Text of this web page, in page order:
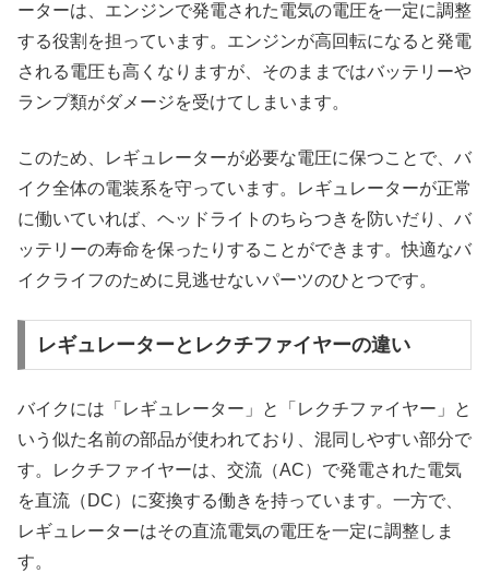
ーターは、エンジンで発電された電気の電圧を一定に調整
する役割を担っています。エンジンが高回転になると発電
される電圧も高くなりますが、そのままではバッテリーや
ランプ類がダメージを受けてしまいます。
このため、レギュレーターが必要な電圧に保つことで、バ
イク全体の電装系を守っています。レギュレーターが正常
に働いていれば、ヘッドライトのちらつきを防いだり、バ
ッテリーの寿命を保ったりすることができます。快適なバ
イクライフのために見逃せないパーツのひとつです。
レギュレーターとレクチファイヤーの違い
バイクには「レギュレーター」と「レクチファイヤー」と
いう似た名前の部品が使われており、混同しやすい部分で
す。レクチファイヤーは、交流（AC）で発電された電気
を直流（DC）に変換する働きを持っています。一方で、
レギュレーターはその直流電気の電圧を一定に調整しま
す。